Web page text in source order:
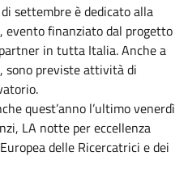
settembre è dedicato alla
evento finanziato dal progetto
in tutta Italia. Anche a
sono previste attività di
quest’anno l’ultimo venerdì
LA notte per eccellenza
delle Ricercatrici e dei